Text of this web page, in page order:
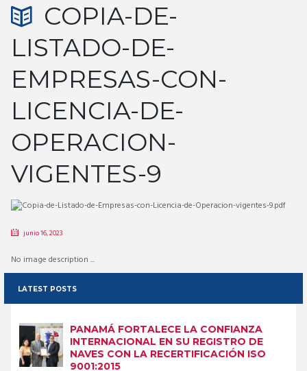
COPIA-DE-
LISTADO-DE-
EMPRESAS-CON-
LICENCIA-DE-
OPERACION-
VIGENTES-9
junio 16, 2023
No image description ...
LATEST POSTS
PANAMÁ FORTALECE LA CONFIANZA
INTERNACIONAL EN SU REGISTRO DE
NAVES CON LA RECERTIFICACIÓN ISO
9001:2015